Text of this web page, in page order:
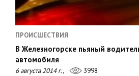
ПРОИСШЕСТВИЯ
В Железногорске пьяный
автомобиля
6 августа 2014 г., 3998